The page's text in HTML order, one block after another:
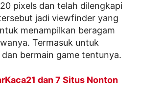
pixels dan telah dilengkapi
jadi viewfinder yang
menampilkan beragam
Termasuk untuk
bermain game tentunya.
dan 7 Situs Nonton